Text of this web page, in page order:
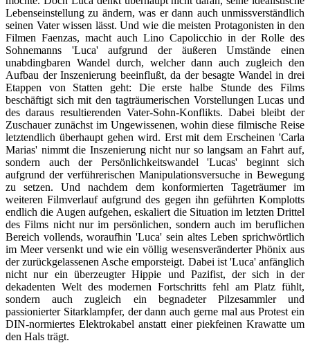
Lebenseinstellung zu ändern, was er dann auch unmissverständlich
seinen Vater wissen lässt. Und wie die meisten Protagonisten in den
Filmen Faenzas, macht auch Lino Capolicchio in der Rolle des
Sohnemanns 'Luca' aufgrund der äußeren Umstände einen
unabdingbaren Wandel durch, welcher dann auch zugleich den
Aufbau der Inszenierung beeinflußt, da der besagte Wandel in drei
Etappen von Statten geht: Die erste halbe Stunde des Films
beschäftigt sich mit den tagträumerischen Vorstellungen Lucas und
des daraus resultierenden Vater-Sohn-Konflikts. Dabei bleibt der
Zuschauer zunächst im Ungewissenen, wohin diese filmische Reise
letztendlich überhaupt gehen wird. Erst mit dem Erscheinen 'Carla
Marias' nimmt die Inszenierung nicht nur so langsam an Fahrt auf,
sondern auch der Persönlichkeitswandel 'Lucas' beginnt sich
aufgrund der verführerischen Manipulationsversuche in Bewegung
zu setzen. Und nachdem dem konformierten Tageträumer im
weiteren Filmverlauf aufgrund des gegen ihn geführten Komplotts
endlich die Augen aufgehen, eskaliert die Situation im letzten Drittel
des Films nicht nur im persönlichen, sondern auch im beruflichen
Bereich vollends, woraufhin 'Luca' sein altes Leben sprichwörtlich
im Meer versenkt und wie ein völlig wesensveränderter Phönix aus
der zurückgelassenen Asche emporsteigt. Dabei ist 'Luca' anfänglich
nicht nur ein überzeugter Hippie und Pazifist, der sich in der
dekadenten Welt des modernen Fortschritts fehl am Platz fühlt,
sondern auch zugleich ein begnadeter Pilzesammler und
passionierter Sitarklampfer, der dann auch gerne mal aus Protest ein
DIN-normiertes Elektrokabel anstatt einer piekfeinen Krawatte um
den Hals trägt.